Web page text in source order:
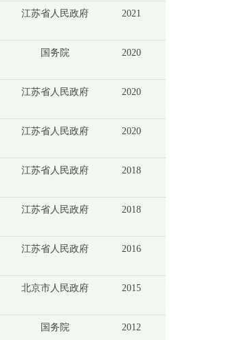
江苏省人民政府 2021
国务院 2020
江苏省人民政府 2020
江苏省人民政府 2020
江苏省人民政府 2018
江苏省人民政府 2018
江苏省人民政府 2016
北京市人民政府 2015
国务院 2012